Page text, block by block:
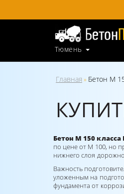
Тюмень
Главная » Бетон М
Бетон М 150
по цене от М 100, но
нижнего слоя
Важность
уложенным на
фундамента от